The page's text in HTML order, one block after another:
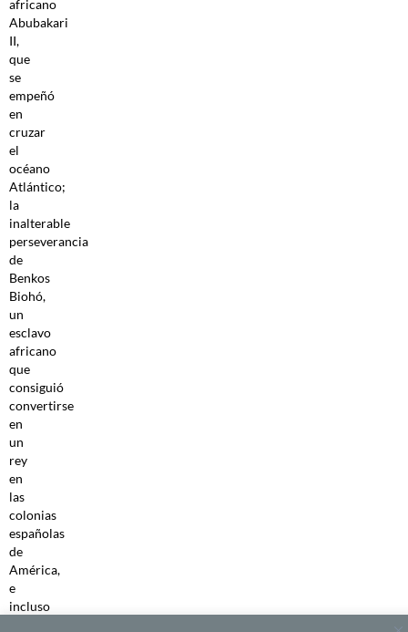
africano
Abubakari
II,
que
se
empeñó
en
cruzar
el
océano
Atlántico;
la
inalterable
perseverancia
de
Benkos
Biohó,
un
esclavo
africano
que
consiguió
convertirse
en
un
rey
en
las
colonias
españolas
de
América,
e
incluso